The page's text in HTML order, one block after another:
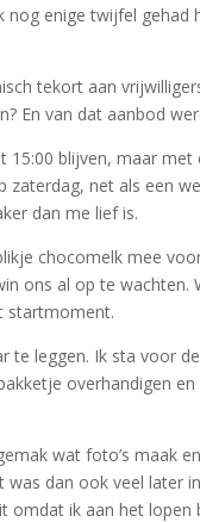
enige twijfel gehad
tekort aan
En van dat aanbod
blijven, maar
net als een
dan me lief is.
chocomelk mee
ons al op te
startmoment.
leggen. Ik sta voor
overhandigen
wat foto’s maak
dan ook veel later
omdat ik aan het lopen